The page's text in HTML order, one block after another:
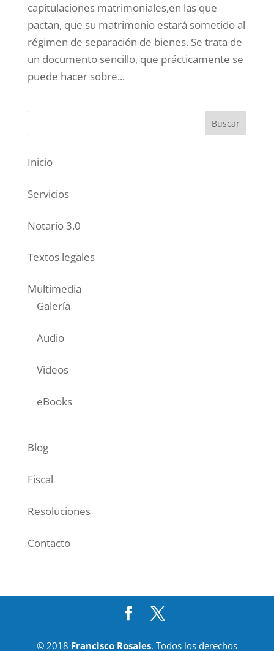
capitulaciones matrimoniales,en las que
pactan, que su matrimonio estará sometido al
régimen de separación de bienes. Se trata de
un documento sencillo, que prácticamente se
puede hacer sobre...
Inicio
Servicios
Notario 3.0
Textos legales
Multimedia
Galería
Audio
Videos
eBooks
Blog
Fiscal
Resoluciones
Contacto
© 2018 Francisco Rosales. Todos los derechos